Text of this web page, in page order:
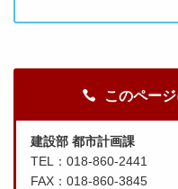
このペー
建設部 都市計画課
TEL：018-860-2441
FAX：018-860-3845